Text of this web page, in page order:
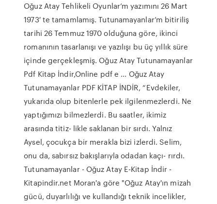
Oğuz Atay Tehlikeli Oyunlar’m yazımını 26 Mart
1973′ te tamamlamış. Tutunamayanlar’m bitiriliş
tarihi 26 Temmuz 1970 olduğuna göre, ikinci
romanının tasarlanışı ve yazılışı bu üç yıllık süre
içinde gerçekleşmiş. Oğuz Atay Tutunamayanlar
Pdf Kitap İndir,Online pdf e ... Oğuz Atay
Tutunamayanlar PDF KİTAP İNDİR, “Evdekiler,
yukarıda olup bitenlerle pek ilgilenmezlerdi. Ne
yaptığımızı bilmezlerdi. Bu saatler, ikimiz
arasında titiz- likle saklanan bir sırdı. Yalnız
Aysel, çocukça bir merakla bizi izlerdi. Selim,
onu da, sabırsız bakışlarıyla odadan kaçı- rırdı.
Tutunamayanlar - Oğuz Atay E-Kitap İndir -
Kitapindir.net Moran'a göre "Oğuz Atay'ın mizah
gücü, duyarlılığı ve kullandığı teknik incelikler,